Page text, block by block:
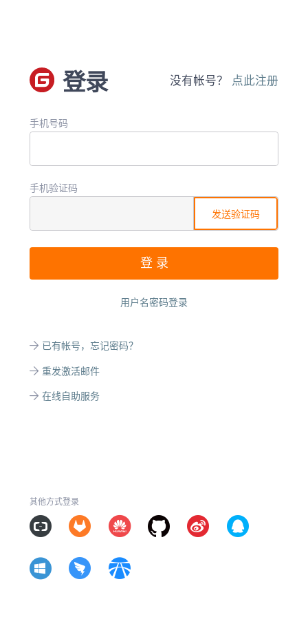
登录 没有帐号？ 点此注册
手机号码
手机验证码
发送验证码
用户名密码登录
已有帐号，忘记密码？
重发激活邮件
在线自助服务
其他方式登录